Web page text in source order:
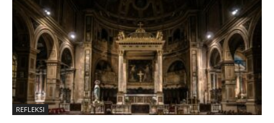
REFLEKSI